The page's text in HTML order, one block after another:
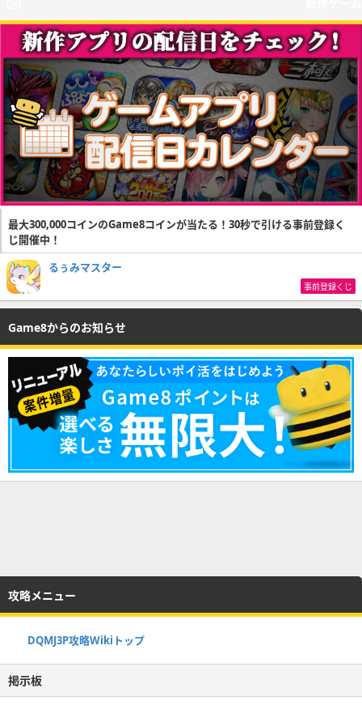
最大300,000コインのGame8コインが当たる！30秒で引ける事前登録く
じ開催中！
るぅみマスター
事前登録くじ
Game8からのお知らせ
攻略メニュー
DQMJ3P攻略Wikiトップ
掲示板